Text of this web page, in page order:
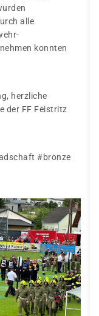
alle
konnten
herzliche
der FF Feistritz
#bronze